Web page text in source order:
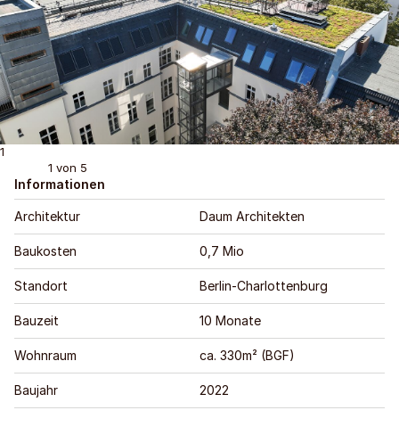
1
1 von 5
Informationen
Architektur Daum Architekten
Baukosten 0,7 Mio
Standort Berlin-Charlottenburg
Bauzeit 10 Monate
Wohnraum ca. 330m² (BGF)
Baujahr 2022